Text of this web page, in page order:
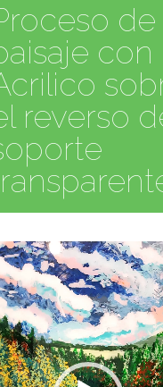
de
con
reverso